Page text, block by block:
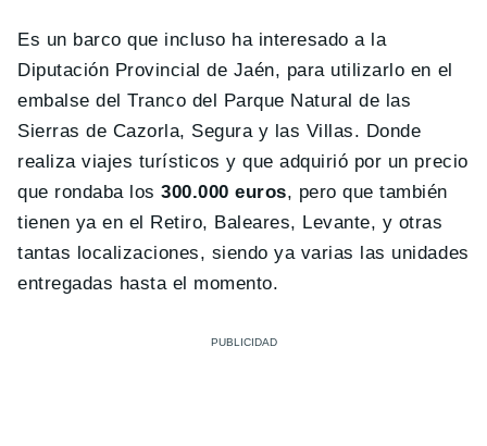
Es un barco que incluso ha interesado a la
Diputación Provincial de Jaén, para utilizarlo en el
embalse del Tranco del Parque Natural de las
Sierras de Cazorla, Segura y las Villas. Donde
realiza viajes turísticos y que adquirió por un precio
que rondaba los300.000 euros, pero que también
tienen ya en el Retiro, Baleares, Levante, y otras
tantas localizaciones, siendo ya varias las unidades
entregadas hasta el momento.